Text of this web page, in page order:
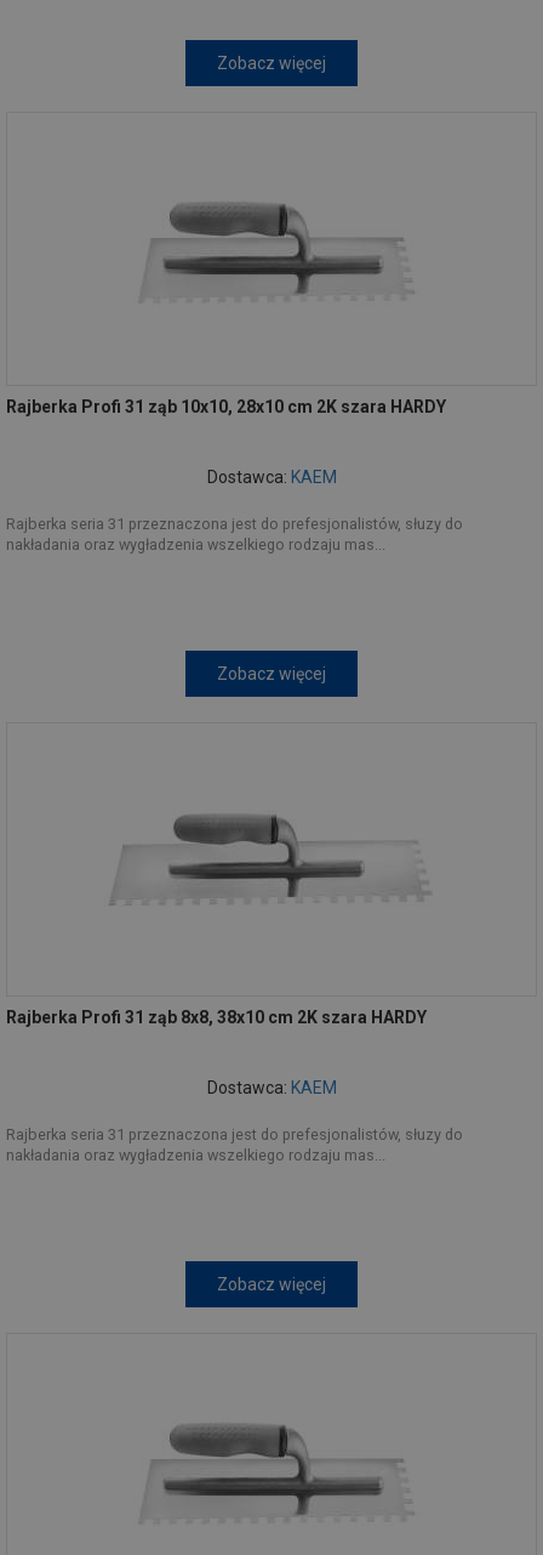
Zobacz więcej
Rajberka Profi 31 ząb 10x10, 28x10 cm 2K szara HARDY
Dostawca: KAEM
Rajberka seria 31 przeznaczona jest do prefesjonalistów, słuzy do
nakładania oraz wygładzenia wszelkiego rodzaju mas...
Zobacz więcej
Rajberka Profi 31 ząb 8x8, 38x10 cm 2K szara HARDY
Dostawca: KAEM
Rajberka seria 31 przeznaczona jest do prefesjonalistów, słuzy do
nakładania oraz wygładzenia wszelkiego rodzaju mas...
Zobacz więcej